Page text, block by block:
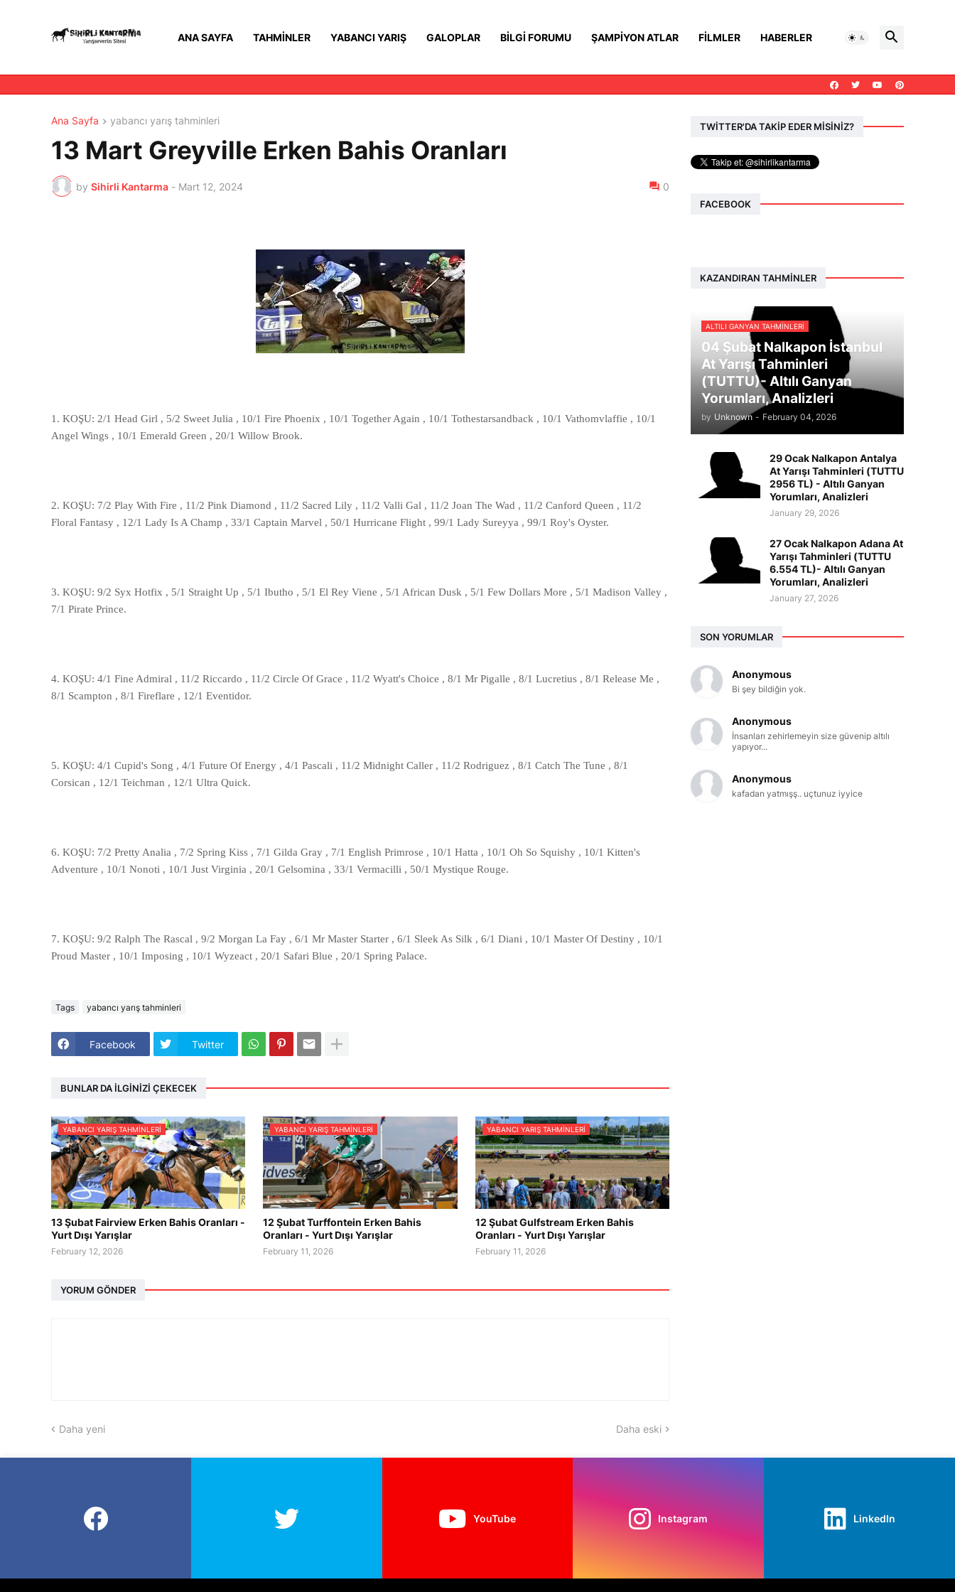
ANA SAYFA TAHMINLER YABANCI YARIŞ GALOPLAR BILGI FORUMU ŞAMPIYON ATLAR FILMLER HABERLER
Ana Sayfa yabancı yarış tahminleri
13 Mart Greyville Erken Bahis Oranları
by Sihirli Kantarma - Mart 12, 2024 0
1. KOŞU: 2/1 Head Girl , 5/2 Sweet Julia , 10/1 Fire Phoenix , 10/1 Together Again , 10/1 Tothestarsandback , 10/1 Vathomvlaffie , 10/1
Angel Wings , 10/1 Emerald Green , 20/1 Willow Brook.
2. KOŞU: 7/2 Play With Fire , 11/2 Pink Diamond , 11/2 Sacred Lily , 11/2 Valli Gal , 11/2 Joan The Wad , 11/2 Canford Queen , 11/2
Floral Fantasy , 12/1 Lady Is A Champ , 33/1 Captain Marvel , 50/1 Hurricane Flight , 99/1 Lady Sureyya , 99/1 Roy's Oyster.
3. KOŞU: 9/2 Syx Hotfix , 5/1 Straight Up , 5/1 Ibutho , 5/1 El Rey Viene , 5/1 African Dusk , 5/1 Few Dollars More , 5/1 Madison Valley ,
7/1 Pirate Prince.
4. KOŞU: 4/1 Fine Admiral , 11/2 Riccardo , 11/2 Circle Of Grace , 11/2 Wyatt's Choice , 8/1 Mr Pigalle , 8/1 Lucretius , 8/1 Release Me ,
8/1 Scampton , 8/1 Fireflare , 12/1 Eventidor.
5. KOŞU: 4/1 Cupid's Song , 4/1 Future Of Energy , 4/1 Pascali , 11/2 Midnight Caller , 11/2 Rodriguez , 8/1 Catch The Tune , 8/1
Corsican , 12/1 Teichman , 12/1 Ultra Quick.
6. KOŞU: 7/2 Pretty Analia , 7/2 Spring Kiss , 7/1 Gilda Gray , 7/1 English Primrose , 10/1 Hatta , 10/1 Oh So Squishy , 10/1 Kitten's
Adventure , 10/1 Nonoti , 10/1 Just Virginia , 20/1 Gelsomina , 33/1 Vermacilli , 50/1 Mystique Rouge.
7. KOŞU: 9/2 Ralph The Rascal , 9/2 Morgan La Fay , 6/1 Mr Master Starter , 6/1 Sleek As Silk , 6/1 Diani , 10/1 Master Of Destiny , 10/1
Proud Master , 10/1 Imposing , 10/1 Wyzeact , 20/1 Safari Blue , 20/1 Spring Palace.
Tags yabancı yarış tahminleri
Facebook Twitter
BUNLAR DA İLGINIZI ÇEKECEK
YABANCI YARIŞ TAHMINLERI
13 Şubat Fairview Erken Bahis Oranları -
Yurt Dışı Yarışlar
February 12, 2026
YABANCI YARIŞ TAHMINLERI
12 Şubat Turffontein Erken Bahis
Oranları - Yurt Dışı Yarışlar
February 11, 2026
YABANCI YARIŞ TAHMINLERI
12 Şubat Gulfstream Erken Bahis
Oranları - Yurt Dışı Yarışlar
February 11, 2026
YORUM GÖNDER
Daha yeni Daha eski
TWİTTER'DA TAKİP EDER MİSİNİZ?
FACEBOOK
KAZANDIRAN TAHMINLER
ALTILI GANYAN TAHMINLERI
04 Şubat Nalkapon İstanbul
At Yarışı Tahminleri
(TUTTU)- Altılı Ganyan
Yorumları, Analizleri
by Unknown - February 04, 2026
29 Ocak Nalkapon Antalya
At Yarışı Tahminleri (TUTTU
2956 TL) - Altılı Ganyan
Yorumları, Analizleri
January 29, 2026
27 Ocak Nalkapon Adana At
Yarışı Tahminleri (TUTTU
6.554 TL)- Altılı Ganyan
Yorumları, Analizleri
January 27, 2026
SON YORUMLAR
Anonymous
Bi şey bildiğin yok.
Anonymous
İnsanları zehirlemeyin size güvenip altılı
yapıyor...
Anonymous
kafadan yatmışş.. uçtunuz iyyice
YouTube Instagram LinkedIn